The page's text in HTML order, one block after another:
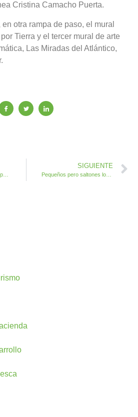
Cristina Camacho Puerta.
otra rampa de paso, el mural
Tierra y el tercer mural de arte
Las Miradas del Atlántico,
SIGUIENTE
Pequeños pero saltones los skaters en la exhibición Skate Fun en Caleta de Fuste